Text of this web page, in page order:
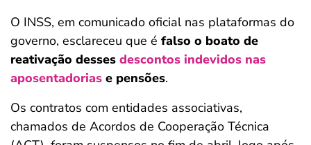
O INSS, em comunicado oficial nas plataformas do
governo, esclareceu que é falso o boato de
reativação desses descontos indevidos nas
aposentadorias e pensões.
Os contratos com entidades associativas,
chamados de Acordos de Cooperação Técnica